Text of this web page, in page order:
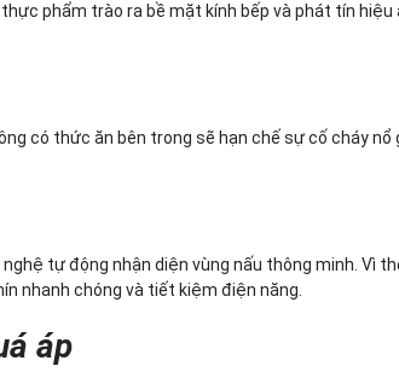
phẩm trào ra bề mặt kính bếp và phát tín hiệu
có thức ăn bên trong sẽ hạn chế sự cố cháy nổ
tự động nhận diện vùng nấu thông minh. Vì
nhanh chóng và tiết kiệm điện năng.
áp